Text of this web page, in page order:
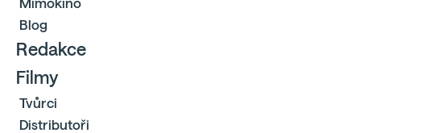
Blog
Redakce
Filmy
Tvůrci
Distributoři